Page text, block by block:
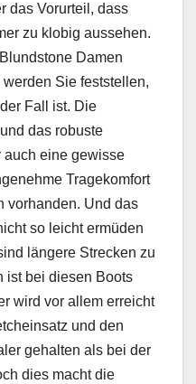
das Vorurteil, dass
zu klobig aussehen.
Damen
Sie feststellen,
Fall ist. Die
das robuste
auch eine gewisse
Tragekomfort
vorhanden. Und das
so leicht ermüden
längere Strecken zu
ist bei diesen Boots
wird vor allem erreicht
und den
gehalten als bei der
dies macht die